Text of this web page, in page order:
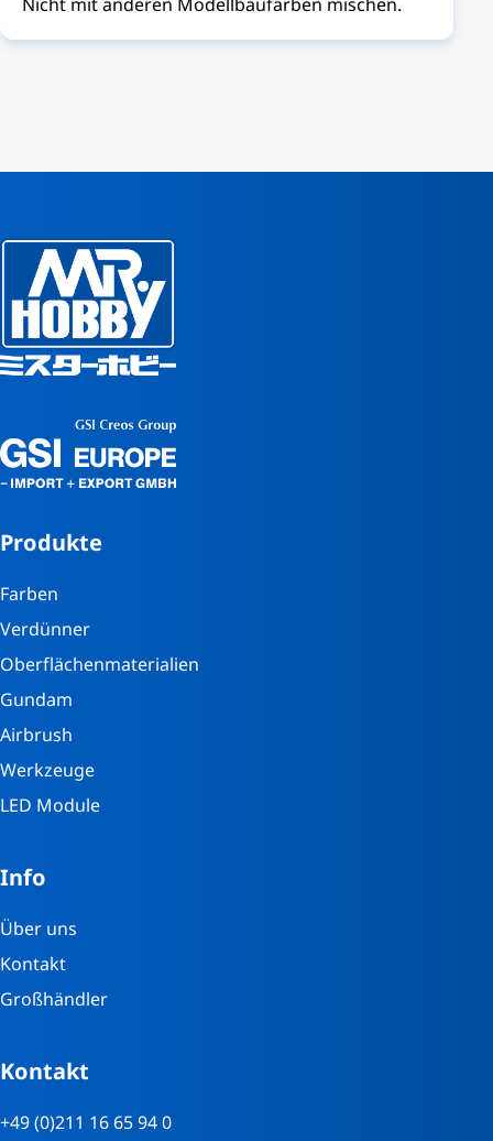
Produkte
Farben
Verdünner
Oberflächenmaterialien
Gundam
Airbrush
Werkzeuge
LED Module
Info
Über uns
Kontakt
Großhändler
Kontakt
+49 (0)211 16 65 94 0